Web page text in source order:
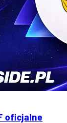
oficjalne